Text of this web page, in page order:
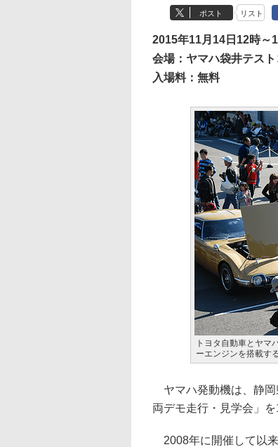
ポスト リスト
2015年11月14日12時～
会場：ヤマハ袋井テス
入場料：無料
トヨタ自動車とヤマ
ーエンジンを搭載す
ヤマハ発動機は、静岡
両デモ走行・見学会」
2008年に開催して以